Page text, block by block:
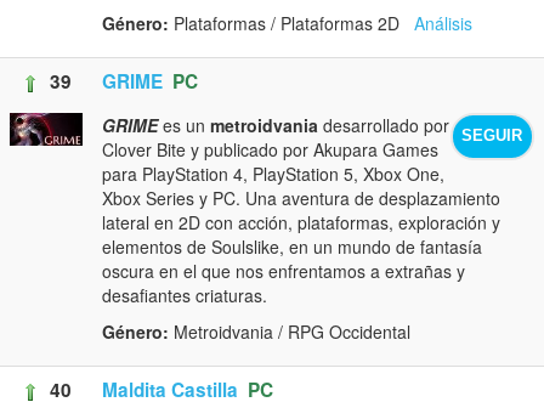
Género: Plataformas / Plataformas 2D Análisis
39 GRIME PC
SEGUIR
GRIMEes un metroidvania desarrollado por
Clover Bite y publicado por Akupara Games
para PlayStation 4, PlayStation 5, Xbox One,
Xbox Series y PC. Una aventura de desplazamiento
lateral en 2D con acción, plataformas, exploración y
elementos de Soulslike, en un mundo de fantasía
oscura en el que nos enfrentamos a extrañas y
desafiantes criaturas.
Género: Metroidvania / RPG Occidental
40 Maldita Castilla PC